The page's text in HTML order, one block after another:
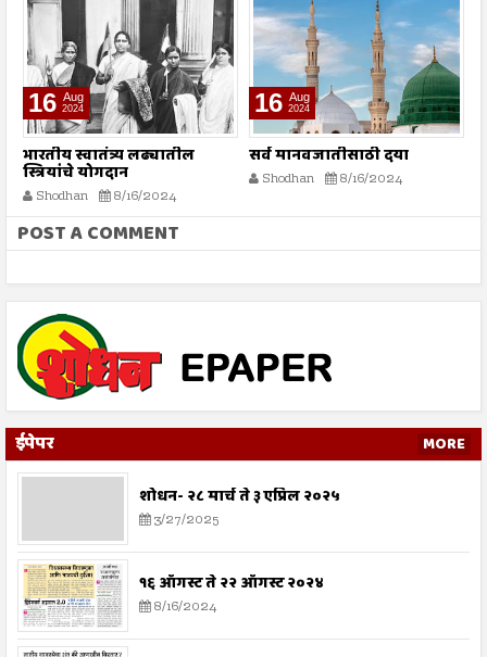
16 Aug
2024
भारतीय स्वातंत्र्य लढ्यातील
स्त्रियांचे योगदान
Shodhan 8/16/2024
16 Aug
2024
सर्व मानवजातीसाठी दया
Shodhan 8/16/2024
POST A COMMENT
ईपेपर MORE
शोधन- २८ मार्च ते ३ एप्रिल २०२५
3/27/2025
१६ ऑगस्ट ते २२ ऑगस्ट २०२४
8/16/2024